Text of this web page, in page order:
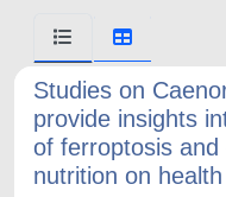
Studies on
provide insights
of ferroptosis
nutrition on